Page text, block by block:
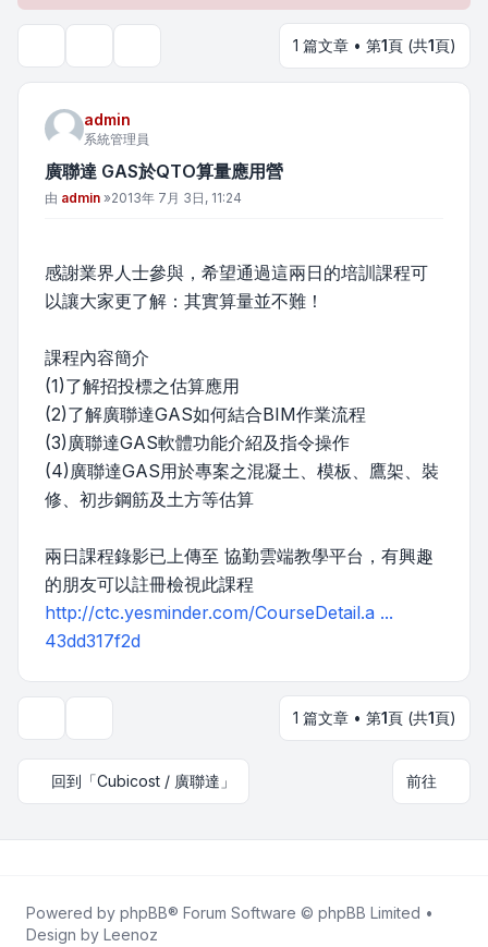
1 篇文章 • 第1頁 (共1頁)
admin
系統管理員
廣聯達 GAS於QTO算量應用營
文章
由 admin »2013年 7月 3日, 11:24
感謝業界人士參與，希望通過這兩日的培訓課程可
以讓大家更了解：其實算量並不難！
課程內容簡介
(1)了解招投標之估算應用
(2)了解廣聯達GAS如何結合BIM作業流程
(3)廣聯達GAS軟體功能介紹及指令操作
(4)廣聯達GAS用於專案之混凝土、模板、鷹架、裝
修、初步鋼筋及土方等估算
兩日課程錄影已上傳至 協勤雲端教學平台，有興趣
的朋友可以註冊檢視此課程
http://ctc.yesminder.com/CourseDetail.a ...
43dd317f2d
1 篇文章 • 第1頁 (共1頁)
回到「Cubicost / 廣聯達」 前往
Powered by phpBB® Forum Software © phpBB Limited •
Design by Leenoz